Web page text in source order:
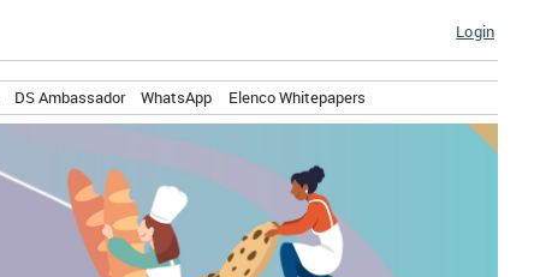
Login
DS Ambassador WhatsApp Elenco Whitepapers